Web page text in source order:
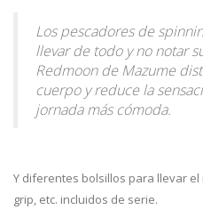
Los pescadores de
llevar de todo y no notar
Redmoon de Mazume
cuerpo y reduce la
jornada más cómoda.
Y diferentes bolsillos para llevar
grip, etc. incluidos de serie.